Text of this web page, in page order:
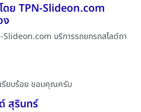
ดย TPN-Slideon.com
ง
Slideon.com บริการรถยกรถสไลด์ถา
รียบร้อย ขอบคุณครับ
สุรินทร์